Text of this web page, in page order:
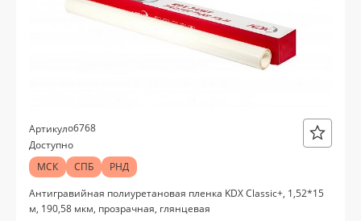
Артикуло6768
Доступно
МСК
СПБ
РНД
Антигравийная полиуретановая пленка KDX Classic+, 1,52*15
м, 190,58 мкм, прозрачная, глянцевая